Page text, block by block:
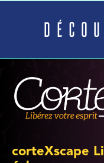
corteXscape